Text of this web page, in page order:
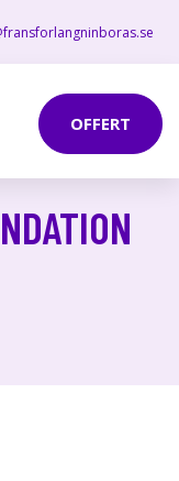
OFFERT